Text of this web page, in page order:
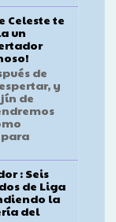
Celeste te
un
de
y
de
: Seis
de Liga
la
del